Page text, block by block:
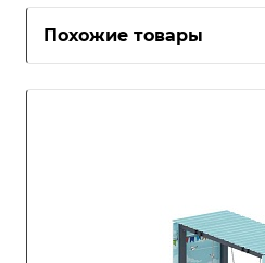
Похожие товары